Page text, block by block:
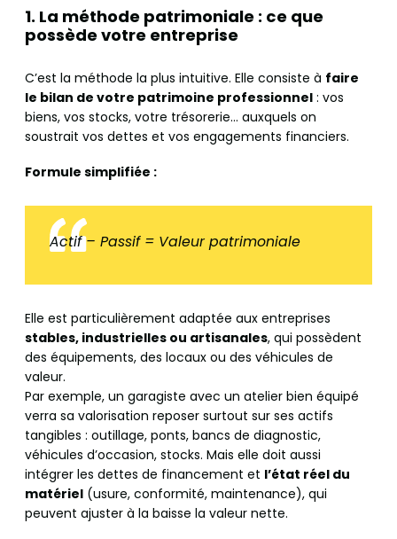
1. La méthode patrimoniale : ce que
possède votre entreprise
C’est la méthode la plus intuitive. Elle consiste à faire
le bilan de votre patrimoine professionnel : vos
biens, vos stocks, votre trésorerie… auxquels on
soustrait vos dettes et vos engagements financiers.
Formule simplifiée :
Actif – Passif = Valeur patrimoniale
Elle est particulièrement adaptée aux entreprises
stables, industrielles ou artisanales, qui possèdent
des équipements, des locaux ou des véhicules de
valeur.
Par exemple, un garagiste avec un atelier bien équipé
verra sa valorisation reposer surtout sur ses actifs
tangibles : outillage, ponts, bancs de diagnostic,
véhicules d’occasion, stocks. Mais elle doit aussi
intégrer les dettes de financement et l’état réel du
matériel (usure, conformité, maintenance), qui
peuvent ajuster à la baisse la valeur nette.